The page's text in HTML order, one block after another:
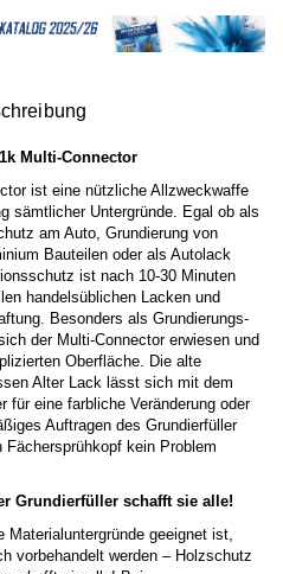
Multi-Connector
ist eine nützliche Allzweckwaffe
sämtlicher Untergründe. Egal ob als
am Auto, Grundierung von
Bauteilen oder als Autolack
ist nach 10-30 Minuten
handelsüblichen Lacken und
Besonders als Grundierungs-
der Multi-Connector erwiesen und
Oberfläche. Die alte
Alter Lack lässt sich mit dem
für eine farbliche Veränderung oder
Auftragen des Grundierfüller
kein Problem
Grundierfüller schafft sie alle!
geeignet ist,
vorbehandelt werden – Holzschutz